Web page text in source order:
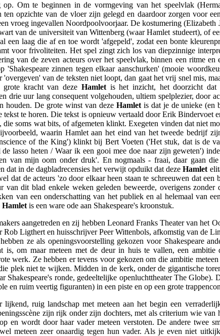
Om te beginnen in de vormgeving van het speelvlak
opzichte van de vloer zijn gelegd en daardoor zorgen voor
vroeg ingevallen Noordpoolvoorjaar. De kostumering (Elizabeth
van de universiteit van Wittenberg (waar Hamlet studeert), of
een laag die af en toe wordt 'afgepeld', zodat een bonte
voor frivoliteiten. Het spel zingt zich los van diepzinnige
van de zeven acteurs over het speelvlak, binnen een ritme en
'Shakespeare zinnen tegen elkaar aanschurken' (mooie
van de teksten niet loopt, dan gaat het vrij snel mis,
kracht van deze Hamletis het inzicht, het doorzicht dat
drie uur lang consequent volgehouden, ultiem spelplezier, door
houden. De grote winst van deze Hamletis dat je de unieke (en
te horen. Die tekst is opnieuw vertaald door Erik Bindervoet
soms wat bits, of afgemeten klinkt. Exegeten vinden dat niet
waarin Hamlet aan het eind van het tweede bedrijf
of the King') klinkt bij Bert Voeten ('Het stuk, dat is de
lasso heten / Waar ik een gooi mee doe naar zijn geweten')
van mijn oom onder druk'. En nogmaals - fraai, daar gaan die
dat in de dagbladrecensies het verwijt opduikt dat dezeHamlet
dat de acteurs 'zo door elkaar heen staan te schreeuwen dat een
van dit blad enkele weken geleden beweerde, overigens zonder
van een onderschatting van het publiek en al helemaal van
Hamlet is een ware ode aan Shakespeare's kroonstuk.
aangetreden en zij hebben Leonard Franks Theater van het
Rob Ligthert en huisschrijver Peer Wittenbols, afkomstig van de
ze als openingsvoorstelling gekozen voor Shakespeare
is, om maar meteen met de deur in huis te vallen, een
werk. Ze hebben er tevens voor gekozen om die ambitie
plek niet te wijken. Midden in de kerk, onder de gigantische
Shakespeare's ronde, gedeeltelijke openluchttheater The Globe).
en ruim veertig figuranten) in een piste en op een grote
lijkend, ruig landschap met meteen aan het begin een
zijn rijk onder zijn dochters, met als criterium wie van
en wordt door haar vader meteen verstoten. De andere twee
meteen zeer onaardig tegen hun vader. Als je even niet